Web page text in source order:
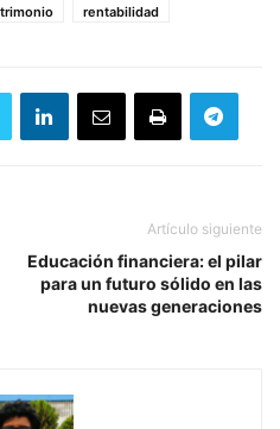
rentabilidad
Artículo siguiente
Educación financiera: el pilar
para un futuro sólido en las
nuevas generaciones